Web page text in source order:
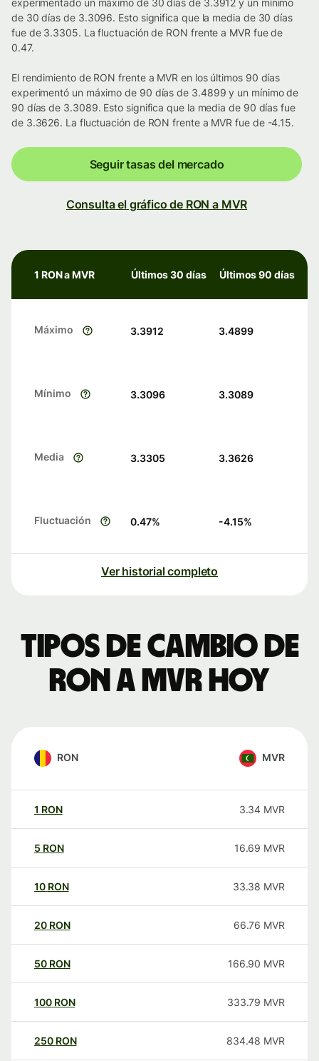
experimentado un máximo de 30 días de 3.3912 y un mínimo
de 30 días de 3.3096. Esto significa que la media de 30 días
fue de 3.3305. La fluctuación de RON frente a MVR fue de
0.47.
El rendimiento de RON frente a MVR en los últimos 90 días
experimentó un máximo de 90 días de 3.4899 y un mínimo de
90 días de 3.3089. Esto significa que la media de 90 días fue
de 3.3626. La fluctuación de RON frente a MVR fue de -4.15.
Seguir tasas del mercado
Consulta el gráfico de RON a MVR
1 RON a MVR Últimos 30 días Últimos 90 días
Máximo 3.3912 3.4899
Mínimo 3.3096 3.3089
Media 3.3305 3.3626
Fluctuación 0.47% -4.15%
Ver historial completo
Tipos de cambio de
RON a MVR hoy
RON MVR
1 RON 3.34 MVR
5 RON 16.69 MVR
10 RON 33.38 MVR
20 RON 66.76 MVR
50 RON 166.90 MVR
100 RON 333.79 MVR
250 RON 834.48 MVR